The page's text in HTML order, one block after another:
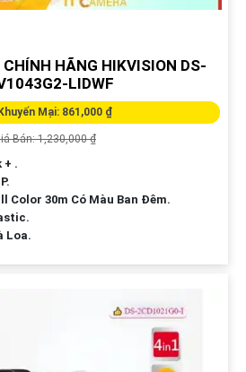
HÃNG HIKVISION DS-
LIDWF
Mại: 861,000 ₫
Bán: 1,230,000 ₫
+ .
Color 30m Có Màu Ban Ðêm.
Loa.